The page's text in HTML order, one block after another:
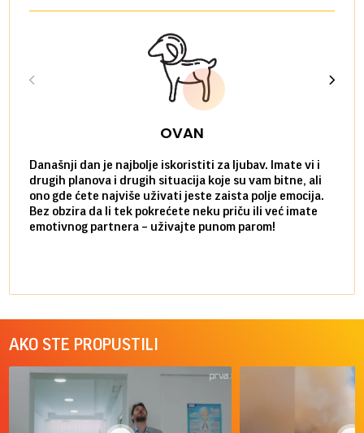
OVAN
Današnji dan je najbolje iskoristiti za ljubav. Imate vi i
drugih planova i drugih situacija koje su vam bitne, ali
ono gde ćete najviše uživati jeste zaista polje emocija.
Bez obzira da li tek pokrećete neku priču ili već imate
emotivnog partnera – uživajte punom parom!
AKO STE PROPUSTILI